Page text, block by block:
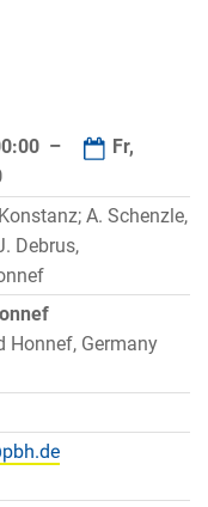
–
Fr,
A. Schenzle,
Debrus,
Honnef, Germany